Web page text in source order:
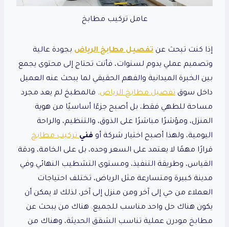
عامل تركيب مطابخ
إذا كنت تبحث عن تفصيل مطابخ الرياض بجودة عالية
وتصميم عملي يدوم لسنوات، فأنت تحتاج إلى محتوى يجمع
بين الخبرة الميدانية والفهم الحقيقي لما يبحث عنه العميل
داخل سوق تفصيل مطابخ الرياض. فالمطبخ لم يعد مجرد
مساحة للطهي فقط، بل أصبح جزءًا أساسيًا من هوية
المنزل، ومؤشرًا مباشرًا على الذوق، والتنظيم، والراحة
اليومية، ولهذا أصبح اختيار شركة أو فنيتركيب مطابخ
قرارًا مهمًا لا يعتمد على السعر وحده، بل على الخامة، ودقة
القياس، وطريقة التنفيذ، ومستوى التشطيب النهائي.وفي
مدينة كبيرة ومتسارعة مثل الرياض، تختلف احتياجات
العملاء من حي إلى آخر ومن منزل إلى آخر، لذلك لا يمكن أن
يكون هناك حل واحد مناسب للجميع. هناك من يبحث عن
مطابخ مودرن عملية تناسب الشقق الحديثة، وهناك من